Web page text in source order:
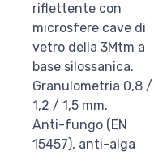
riflettente con
microsfere cave di
vetro della 3Mtm a
base silossanica.
Granulometria 0,8 /
1,2 / 1,5 mm.
Anti-fungo (EN
15457), anti-alga